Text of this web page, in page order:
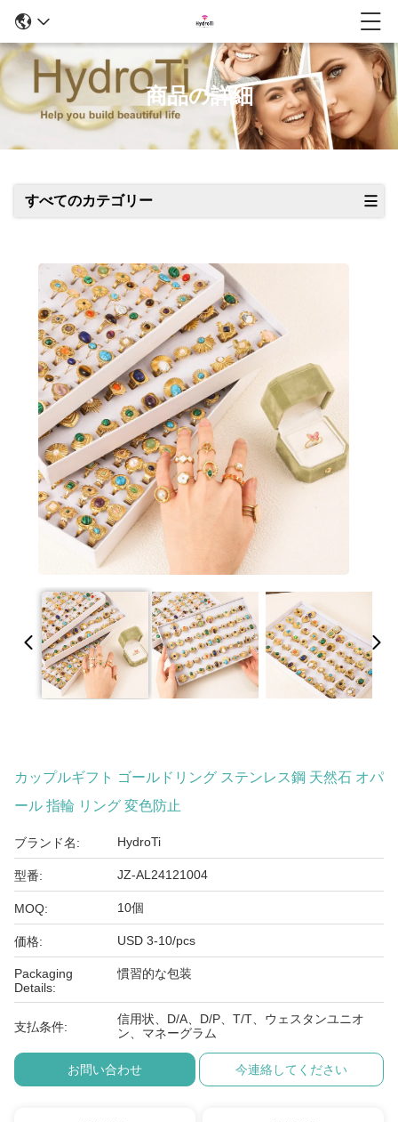
商品の詳細
すべてのカテゴリー
カップルギフト ゴールドリング ステンレス鋼 天然石 オパ
ール 指輪 リング 変色防止
ブランド名: HydroTi
型番: JZ-AL24121004
MOQ: 10個
価格: USD 3-10/pcs
Packaging
Details:
慣習的な包装
支払条件:
信用状、D/A、D/P、T/T、ウェスタンユニオ
ン、マネーグラム
お問い合わせ 今連絡してください